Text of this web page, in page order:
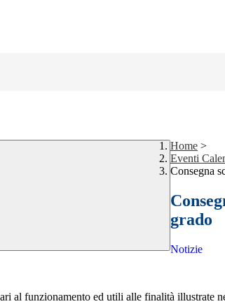
Home >
Eventi
Consegna
grado
Notizie
al funzionamento ed utili alle finalità illustrate